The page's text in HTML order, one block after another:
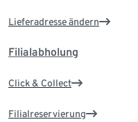
Lieferadresse ändern
Filialabholung
Click & Collect
Filialreservierung